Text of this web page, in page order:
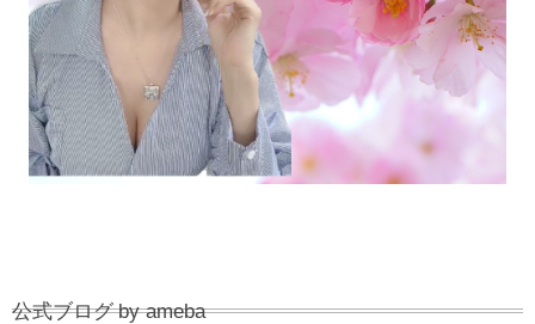
公式ブログ by ameba